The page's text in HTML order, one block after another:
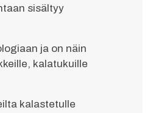
sisältyy
ja on näin
kalatukuille
kalastetulle